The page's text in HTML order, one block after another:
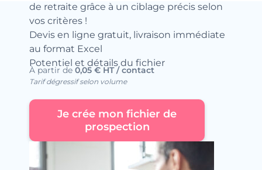
de retraite grâce à un ciblage précis selon
vos critères !
Devis en ligne gratuit, livraison immédiate
au format Excel
Potentiel et détails du fichier
À partir de 0,05 € HT / contact
Tarif dégressif selon volume
Je crée mon fichier de
prospection